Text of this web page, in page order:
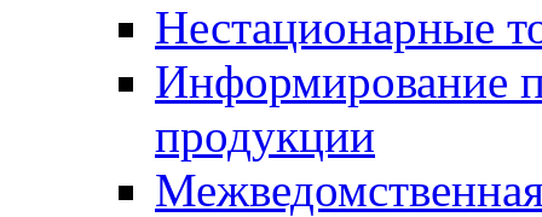
Нестационарные
Информирование
продукции